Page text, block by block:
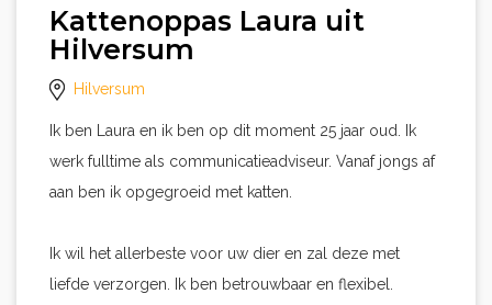
Kattenoppas Laura uit
Hilversum
Hilversum
Ik ben Laura en ik ben op dit moment 25 jaar oud. Ik
werk fulltime als communicatieadviseur. Vanaf jongs af
aan ben ik opgegroeid met katten.
Ik wil het allerbeste voor uw dier en zal deze met
liefde verzorgen. Ik ben betrouwbaar en flexibel.